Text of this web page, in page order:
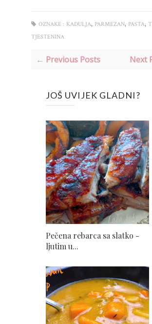
OZNAKE : KADULJA, PARMEZAN, PASTA,
TJESTENINA
← Previous Posts Next
JOŠ UVIJEK GLADNI?
Pečena rebarca sa slatko -
ljutim u...